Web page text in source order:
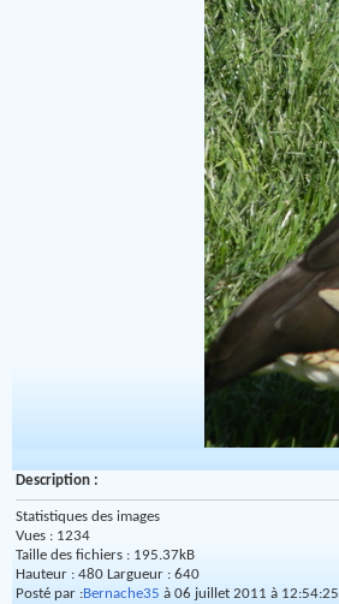
Description :
Statistiques des images
Vues : 1234
Taille des fichiers : 195.37kB
Hauteur : 480 Largueur : 640
Posté par :Bernache35 à 06 juillet 2011 à 12:54:25